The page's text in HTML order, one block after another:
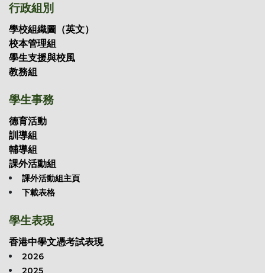
行政組別
學校組織圖（英文）
校本管理組
學生支援與校風
教務組
學生事務
德育活動
訓導組
輔導組
課外活動組
課外活動組主頁
下載表格
學生表現
香港中學文憑考試表現
2026
2025